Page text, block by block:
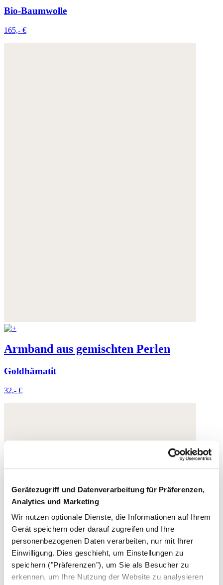
Gerätezugriff und Datenverarbeitung für Präferenzen,
Analytics und Marketing
Wir nutzen optionale Dienste, die Informationen auf Ihrem
Gerät speichern oder darauf zugreifen und Ihre
personenbezogenen Daten verarbeiten, nur mit Ihrer
Einwilligung. Dies geschieht, um Einstellungen zu
speichern ("Präferenzen"), um Sie als Besucher zu
erkennen, um Ihre Nutzung der Website zu analysieren
Bio-Baumwolle
165,- €
Armband aus gemischten Perlen
Goldhämatit
32,- €